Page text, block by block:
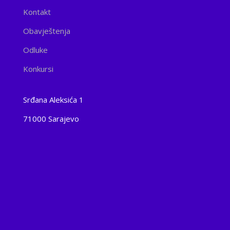
Kontakt
Obavještenja
Odluke
Konkursi
Srđana Aleksića 1
71000 Sarajevo